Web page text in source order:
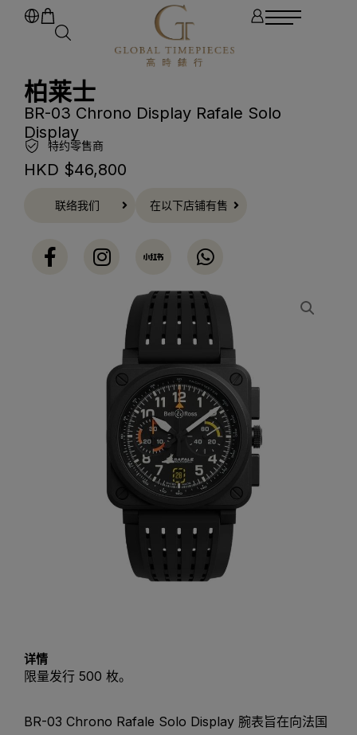
柏莱士
BR-03 Chrono Display Rafale Solo
Display
特约零售商
HKD $46,800
联络我们 在以下店铺有售
详情
限量发行 500 枚。
BR-03 Chrono Rafale Solo Display 腕表旨在向法国